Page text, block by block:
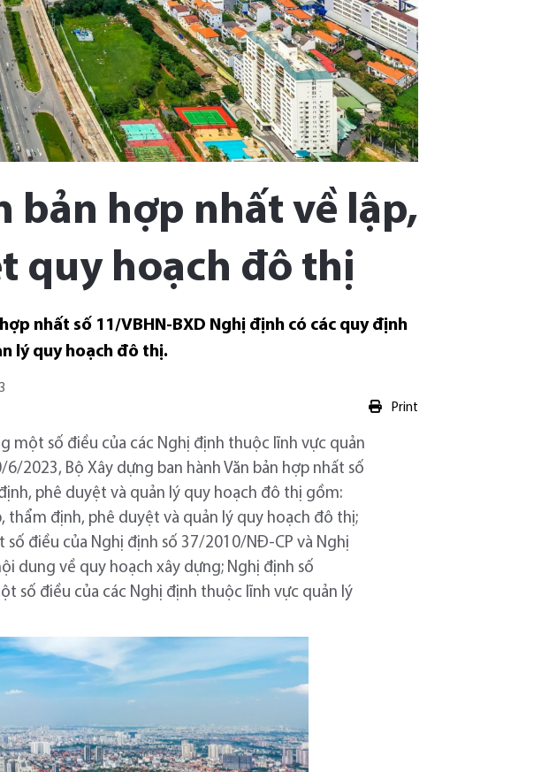
bản hợp nhất về lập,
quy hoạch đô thị
nhất số 11/VBHN-BXD Nghị định có các quy định
lý quy hoạch đô thị.
Print
một số điều của các Nghị định thuộc lĩnh vực quản
2023, Bộ Xây dựng ban hành Văn bản hợp nhất số
phê duyệt và quản lý quy hoạch đô thị gồm:
thẩm định, phê duyệt và quản lý quy hoạch đô thị;
điều của Nghị định số 37/2010/NĐ-CP và Nghị
dung về quy hoạch xây dựng; Nghị định số
số điều của các Nghị định thuộc lĩnh vực quản lý